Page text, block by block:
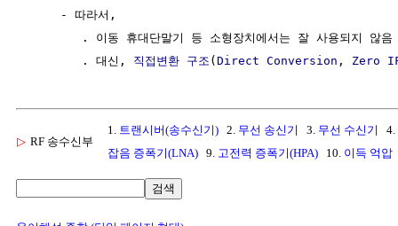
     - 따라서,
        . 이동 휴대단말기 등 소형장치에서는 잘 사용되지 않음
        . 대신,
직접변환 구조 ( Direct Conversion , Zero
▷ RF 송수신부
1. 트랜시버(송수신기) 2. 무선 송신기 3. 무선 수신기
4.
잡음 증폭기(LNA) 9. 고전력 증폭기(HPA) 10. 이득 억압
검색